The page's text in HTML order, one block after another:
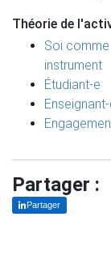
Théorie de
Soi comme
instrument
Étudiant-e
Partager :
Partager